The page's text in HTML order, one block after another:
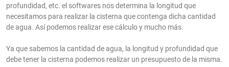
profundidad, etc. el softwares nos determina la longitud que
necesitamos para realizar la cisterna que contenga dicha cantidad
de agua. Así podemos realizar ese cálculo y mucho más.
Ya que sabemos la cantidad de agua, la longitud y profundidad que
debe tener la cisterna podemos realizar un presupuesto de la misma.